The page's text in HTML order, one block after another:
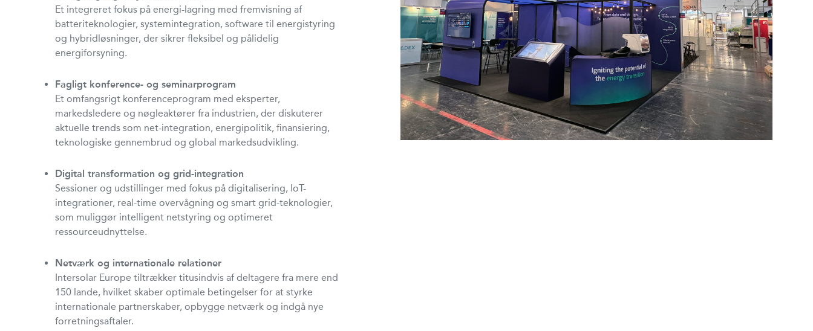
Et integreret fokus på energi-lagring med fremvisning af
batteriteknologier, systemintegration, software til energistyring
og hybridløsninger, der sikrer fleksibel og pålidelig
energiforsyning.
Fagligt konference- og seminarprogram
Et omfangsrigt konferenceprogram med eksperter,
markedsledere og nøgleaktører fra industrien, der diskuterer
aktuelle trends som net-integration, energipolitik, finansiering,
teknologiske gennembrud og global markedsudvikling.
Digital transformation og grid-integration
Sessioner og udstillinger med fokus på digitalisering, IoT-
integrationer, real-time overvågning og smart grid-teknologier,
som muliggør intelligent netstyring og optimeret
ressourceudnyttelse.
Netværk og internationale relationer
Intersolar Europe tiltrækker titusindvis af deltagere fra mere end
150 lande, hvilket skaber optimale betingelser for at styrke
internationale partnerskaber, opbygge netværk og indgå nye
forretningsaftaler.